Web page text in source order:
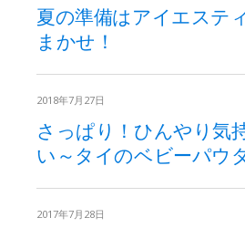
夏の準備はアイエステ
まかせ！
2018年7月27日
さっぱり！ひんやり気
い～タイのベビーパウ
2017年7月28日